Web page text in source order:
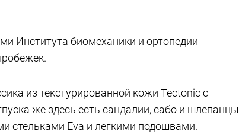
Института биомеханики и ортопедии
из текстурированной кожи Tectonic с
же здесь есть сандалии, сабо и шлепанцы
стельками Eva и легкими подошвами.